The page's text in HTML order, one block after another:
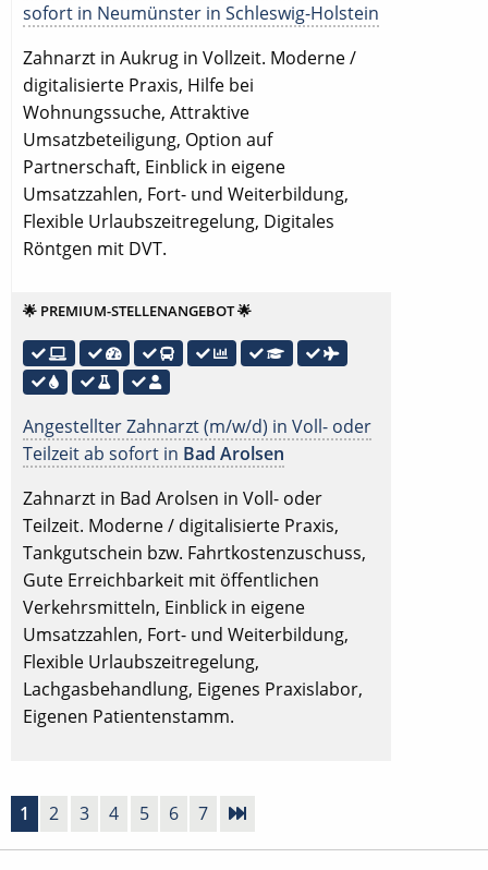
sofort in Neumünster in Schleswig-Holstein
Zahnarzt in Aukrug in Vollzeit. Moderne /
digitalisierte Praxis, Hilfe bei
Wohnungssuche, Attraktive
Umsatzbeteiligung, Option auf
Partnerschaft, Einblick in eigene
Umsatzzahlen, Fort- und Weiterbildung,
Flexible Urlaubszeitregelung, Digitales
Röntgen mit DVT.
🌟 PREMIUM-STELLENANGEBOT 🌟
Angestellter Zahnarzt (m/w/d) in Voll- oder
Teilzeit ab sofort in Bad Arolsen
Zahnarzt in Bad Arolsen in Voll- oder
Teilzeit. Moderne / digitalisierte Praxis,
Tankgutschein bzw. Fahrtkostenzuschuss,
Gute Erreichbarkeit mit öffentlichen
Verkehrsmitteln, Einblick in eigene
Umsatzzahlen, Fort- und Weiterbildung,
Flexible Urlaubszeitregelung,
Lachgasbehandlung, Eigenes Praxislabor,
Eigenen Patientenstamm.
1 2 3 4 5 6 7